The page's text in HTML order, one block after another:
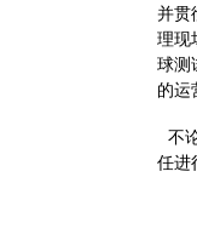
并贯
理现
球测
的运
不
任进